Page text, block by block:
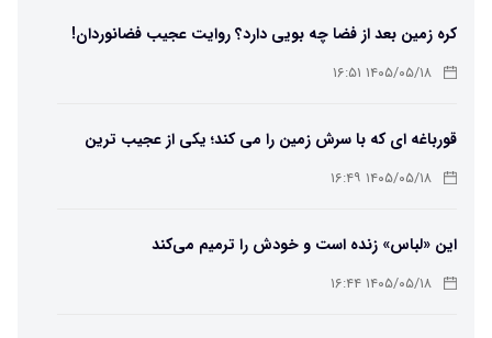
کره زمین بعد از فضا چه بویی دارد؟ روایت عجیب فضانوردان!
۱۴۰۵/۰۵/۱۸ ۱۶:۵۱
قورباغه ای که با سرش زمین را می کند؛ یکی از عجیب ترین
دوزیستان جهان
۱۴۰۵/۰۵/۱۸ ۱۶:۴۹
این «لباس» زنده است و خودش را ترمیم می‌کند
۱۴۰۵/۰۵/۱۸ ۱۶:۴۴